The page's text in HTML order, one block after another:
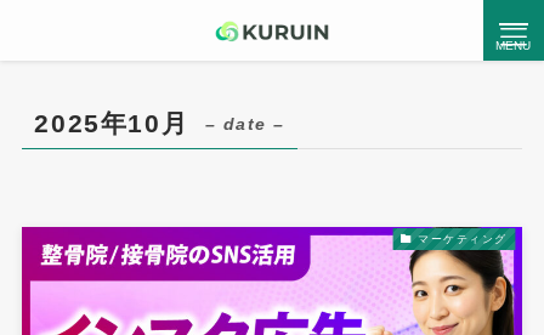
Service List
サービス一覧
コンサルティングサービス
2025年10月 – date –
マーケティング